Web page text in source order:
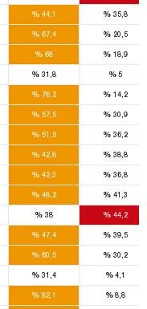
% 44,1 % 35,8
% 67,4 % 20,5
% 68 % 18,9
% 31,8 %5
% 76,2 % 14,2
% 57,5 % 30,9
% 51,5 % 36,2
% 42,8 % 38,8
% 42,3 % 36,8
% 48,2 % 41,3
% 38 % 44,2
% 47,4 % 39,5
% 60,5 % 30,2
% 31,4 %4,1
% 82,1 %8,8